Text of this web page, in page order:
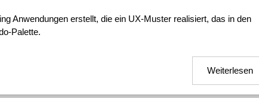
Anwendungen erstellt, die ein UX-Muster realisiert, das in den
Palette.
Weiterlesen